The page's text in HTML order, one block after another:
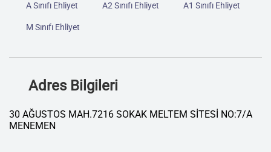
A Sınıfı Ehliyet A2 Sınıfı Ehliyet A1 Sınıfı Ehliyet
M Sınıfı Ehliyet
Adres Bilgileri
30 AĞUSTOS MAH.7216 SOKAK MELTEM SİTESİ NO:7/A
MENEMEN